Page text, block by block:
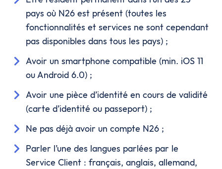
pays où N26 est présent (toutes les
fonctionnalités et services ne sont cependant
pas disponibles dans tous les pays) ;
Avoir un smartphone compatible (min. iOS 11
ou Android 6.0) ;
Avoir une pièce d’identité en cours de validité
(carte d’identité ou passeport) ;
Ne pas déjà avoir un compte N26 ;
Parler l’une des langues parlées par le
Service Client : français, anglais, allemand,